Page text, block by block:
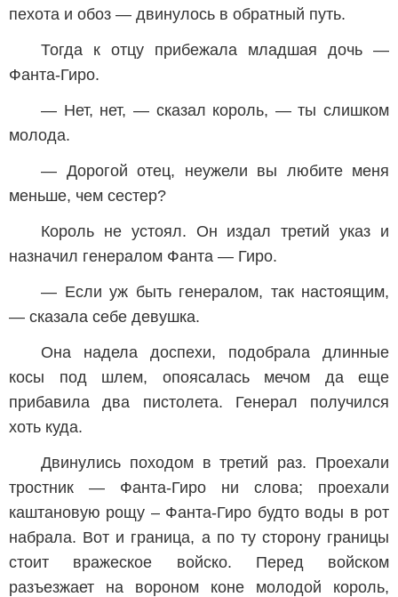
пехота и обоз — двинулось в обратный путь.
Тогда к отцу прибежала младшая дочь —
Фанта-Гиро.
— Нет, нет, — сказал король, — ты слишком
молода.
— Дорогой отец, неужели вы любите меня
меньше, чем сестер?
Король не устоял. Он издал третий указ и
назначил генералом Фанта — Гиро.
— Если уж быть генералом, так настоящим,
— сказала себе девушка.
Она надела доспехи, подобрала длинные
косы под шлем, опоясалась мечом да еще
прибавила два пистолета. Генерал получился
хоть куда.
Двинулись походом в третий раз. Проехали
тростник — Фанта-Гиро ни слова; проехали
каштановую рощу – Фанта-Гиро будто воды в рот
набрала. Вот и граница, а по ту сторону границы
стоит вражеское войско. Перед войском
разъезжает на вороном коне молодой король,